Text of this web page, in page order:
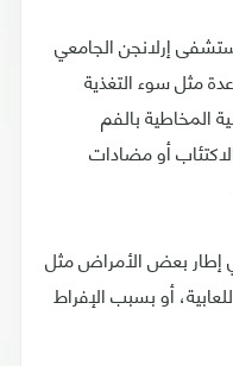
إرلانجن الجامعي
مثل سوء التغذية
المخاطية بالفم
أو مضادات
إطار بعض الأمراض مثل
أو بسبب الإفراط